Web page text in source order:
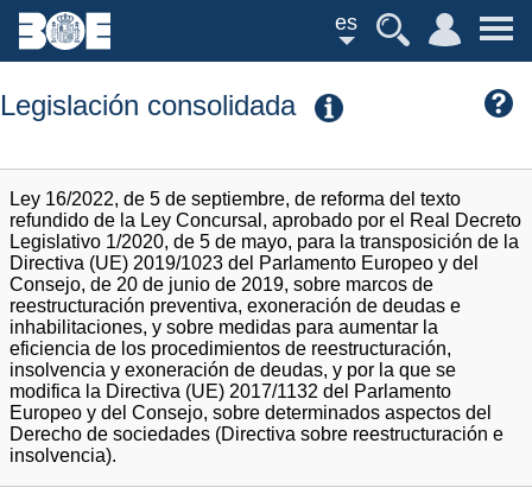
es
Legislación consolidada
Ley 16/2022, de 5 de septiembre, de reforma del texto
refundido de la Ley Concursal, aprobado por el Real Decreto
Legislativo 1/2020, de 5 de mayo, para la transposición de la
Directiva (UE) 2019/1023 del Parlamento Europeo y del
Consejo, de 20 de junio de 2019, sobre marcos de
reestructuración preventiva, exoneración de deudas e
inhabilitaciones, y sobre medidas para aumentar la
eficiencia de los procedimientos de reestructuración,
insolvencia y exoneración de deudas, y por la que se
modifica la Directiva (UE) 2017/1132 del Parlamento
Europeo y del Consejo, sobre determinados aspectos del
Derecho de sociedades (Directiva sobre reestructuración e
insolvencia).